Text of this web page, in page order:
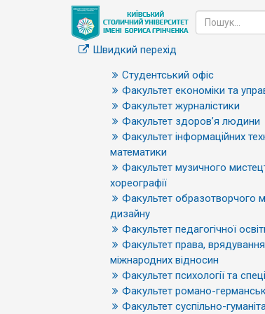
Швидкий перехід
Студентський офіс
Факультет економіки та
Факультет журналістики
Факультет здоров’я людини
Факультет інформаційних
математики
Факультет музичного
хореографії
Факультет образотворчого
дизайну
Факультет педагогічної
Факультет права,
міжнародних відносин
Факультет психології та
Факультет романо-
Факультет суспільно-